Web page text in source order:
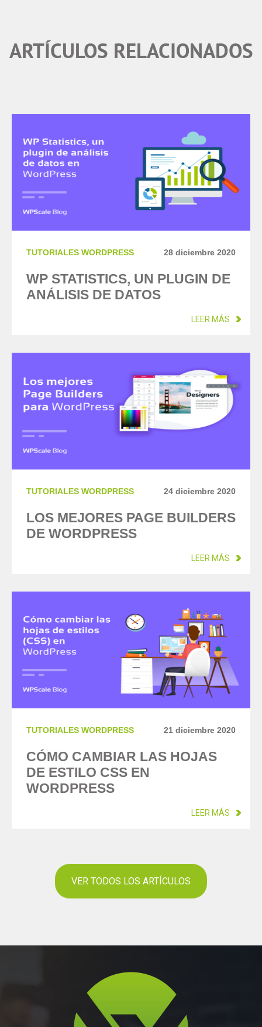
ARTÍCULOS RELACIONADOS
TUTORIALES WORDPRESS 28 diciembre 2020
WP STATISTICS, UN PLUGIN DE
ANÁLISIS DE DATOS
LEER MÁS
TUTORIALES WORDPRESS 24 diciembre 2020
LOS MEJORES PAGE BUILDERS
DE WORDPRESS
LEER MÁS
TUTORIALES WORDPRESS 21 diciembre 2020
CÓMO CAMBIAR LAS HOJAS
DE ESTILO CSS EN
WORDPRESS
LEER MÁS
VER TODOS LOS ARTÍCULOS